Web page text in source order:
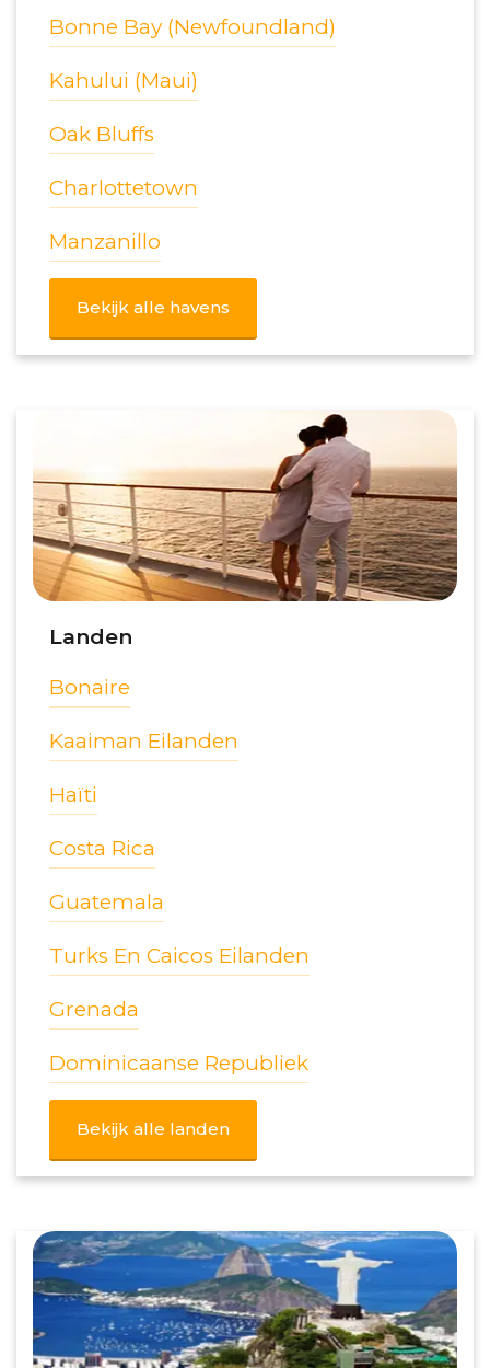
Bonne Bay (Newfoundland)
Kahului (Maui)
Oak Bluffs
Charlottetown
Manzanillo
Bekijk alle havens
Landen
Bonaire
Kaaiman Eilanden
Haïti
Costa Rica
Guatemala
Turks En Caicos Eilanden
Grenada
Dominicaanse Republiek
Bekijk alle landen